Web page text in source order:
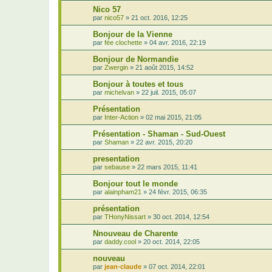
Nico 57
par nico57 » 21 oct. 2016, 12:25
Bonjour de la Vienne
par fée clochette » 04 avr. 2016, 22:19
Bonjour de Normandie
par Zwergin » 21 août 2015, 14:52
Bonjour à toutes et tous
par michelvan » 22 juil. 2015, 05:07
Présentation
par Inter-Action » 02 mai 2015, 21:05
Présentation - Shaman - Sud-Ouest
par Shaman » 22 avr. 2015, 20:20
presentation
par sebause » 22 mars 2015, 11:41
Bonjour tout le monde
par alainpham21 » 24 févr. 2015, 06:35
présentation
par THonyNissart » 30 oct. 2014, 12:54
Nnouveau de Charente
par daddy.cool » 20 oct. 2014, 22:05
nouveau
par jean-claude » 07 oct. 2014, 22:01